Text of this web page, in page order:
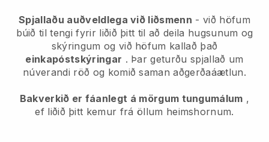
Spjallaðu auðveldlega við liðsmenn - við höfum
búið til tengi fyrir liðið þitt til að deila hugsunum og
skýringum og við höfum kallað það
einkapóstskýringar . Þar geturðu spjallað um
núverandi röð og komið saman aðgerðaáætlun.
Bakverkið er fáanlegt á mörgum tungumálum ,
ef liðið þitt kemur frá öllum heimshornum.